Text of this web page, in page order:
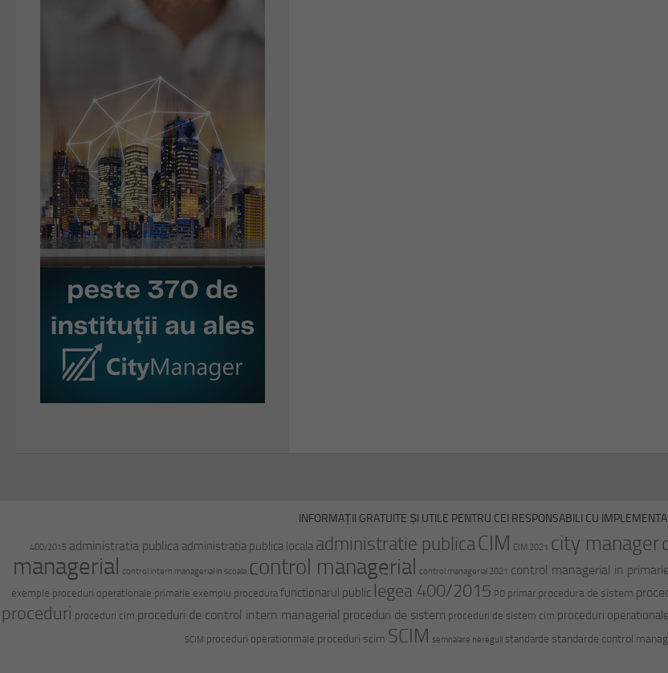
INFORMAȚII GRATUITE ȘI UTILE PENTRU CEI RESPONSABILI CU
400/2015 administratia publica administratia publica locala administratie publicaCIM CIM 2021 city manager
managerial control intern managerial in scoala control managerial control managerial 2021 control managerial in primarie
exemple proceduri operationale primarie exemplu procedura functionarul public legea 400/2015 PO primar procedura de sistem
proceduri proceduri cim proceduri de control intern managerial proceduri de sistem proceduri de sistem cim proceduri operationale
SCIM proceduri operationmale proceduri scim SCIM semnalare nereguli standarde standarde control